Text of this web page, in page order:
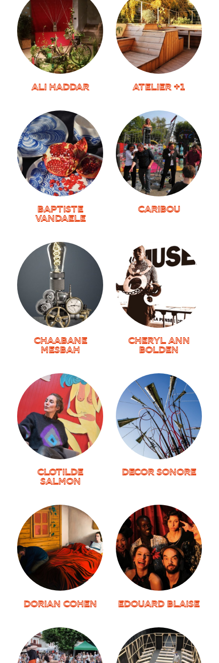
ALI HADDAR ATELIER +1
BAPTISTE
VANDAELE
CARIBOU
CHAABANE
MESBAH
CHERYL ANN
BOLDEN
CLOTILDE
SALMON
DECOR SONORE
DORIAN COHEN EDOUARD BLAISE